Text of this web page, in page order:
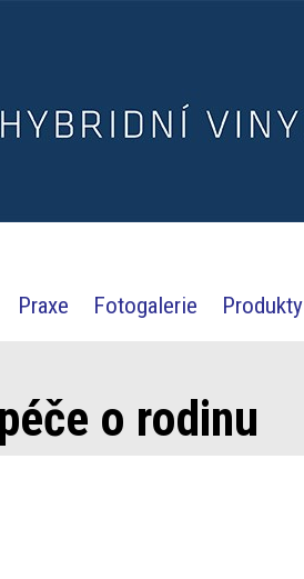
Praxe Fotogalerie Produkty
o rodinu